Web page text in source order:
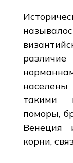
такими
поморы,
Венеция
корни,